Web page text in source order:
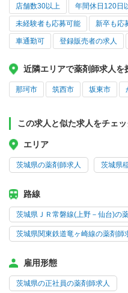
店舗数30以上 年間休日120日
未経験者も応募可能 新卒も応
車通勤可 登録販売者の求人
近隣エリアで薬剤師求人を
那珂市 筑西市 坂東市
この求人と似た求人をチェッ
エリア
茨城県の薬剤師求人 茨城県
路線
茨城県ＪＲ常磐線(上野－仙台)の
茨城県関東鉄道竜ヶ崎線の薬剤師
雇用形態
茨城県の正社員の薬剤師求人